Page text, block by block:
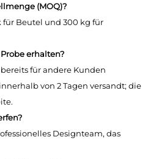
(MOQ)?
für Beutel und 300 kg für
erhalten?
für andere Kunden
von 2 Tagen versandt; die
Designteam, das